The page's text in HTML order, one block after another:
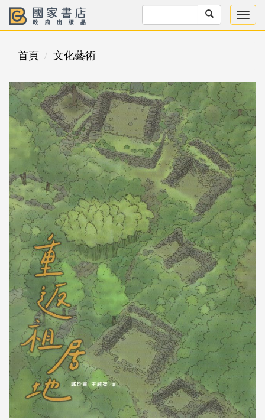
首頁 文化藝術